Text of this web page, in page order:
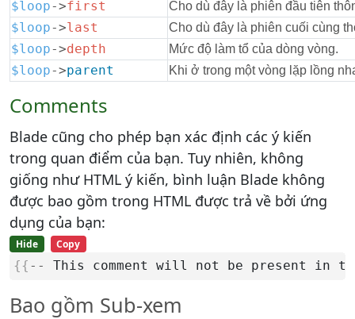
$loop->first Cho dù đây là phiên đầu tiên
$loop->last Cho dù đây là phiên cuối cùng
$loop->depth Mức độ làm tổ của dòng vòng.
$loop->parent Khi ở trong một vòng lặp lồng
Comments
Blade cũng cho phép bạn xác định các ý kiến ​​
trong quan điểm của bạn. Tuy nhiên, không
giống như HTML ý kiến, bình luận Blade không
được bao gồm trong HTML được trả về bởi ứng
dụng của bạn:
Hide Copy
{{ -- This comment will not be present in
Bao gồm Sub-xem